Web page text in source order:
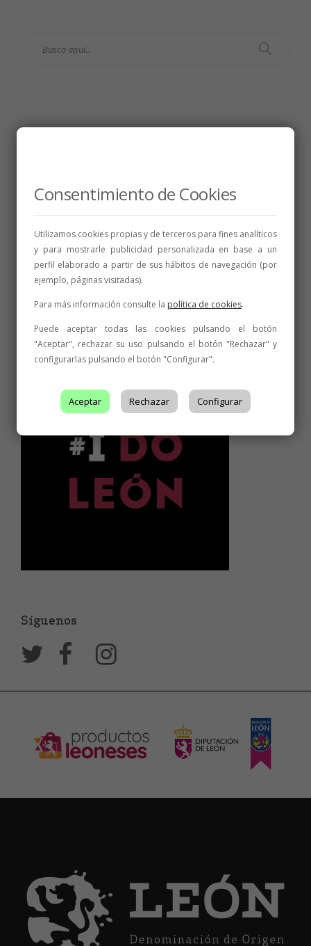
Síguenos
Consentimiento de Cookies
Utilizamos cookies propias y de terceros para fines analíticos
y para mostrarle publicidad personalizada en base a un
perfil elaborado a partir de sus hábitos de navegación (por
ejemplo, páginas visitadas).
Para más información consulte la política de cookies.
Puede aceptar todas las cookies pulsando el botón
"Aceptar", rechazar su uso pulsando el botón "Rechazar" y
configurarlas pulsando el botón "Configurar".
Aceptar Rechazar Configurar